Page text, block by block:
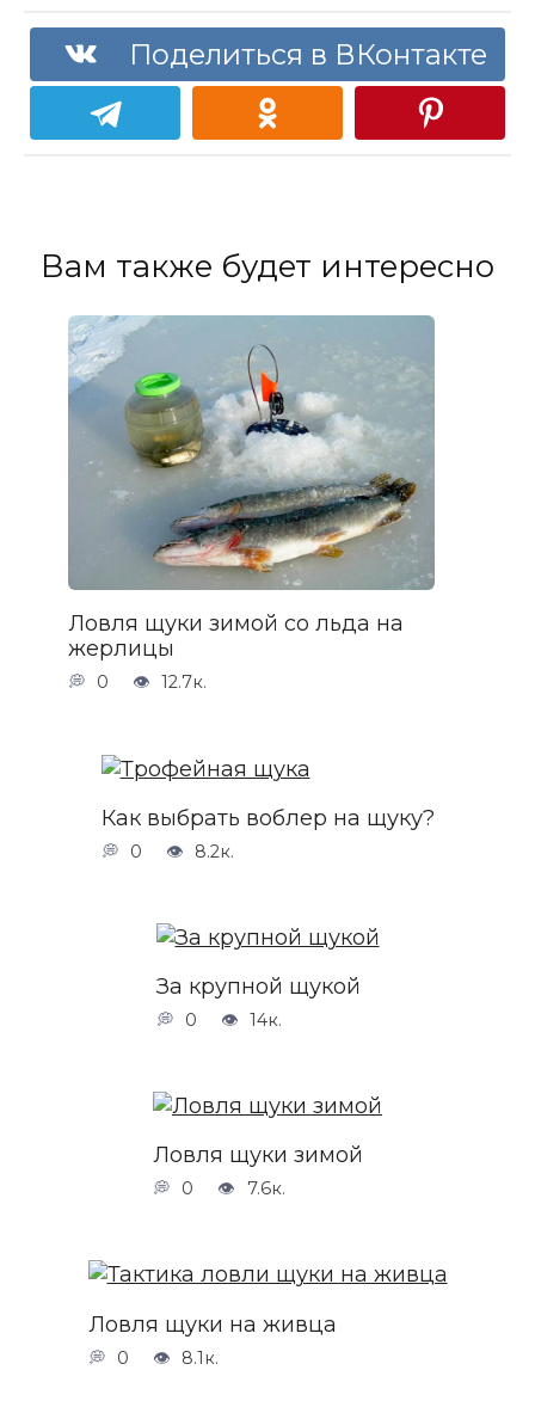
Поделиться в ВКонтакте
Вам также будет интересно
Ловля щуки зимой со льда на
жерлицы
0 12.7к.
Как выбрать воблер на щуку?
0 8.2к.
За крупной щукой
0 14к.
Ловля щуки зимой
0 7.6к.
Ловля щуки на живца
0 8.1к.